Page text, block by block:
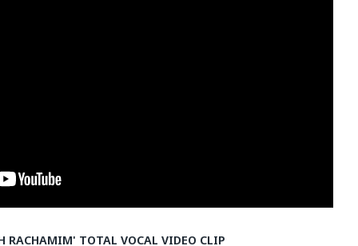
RACHAMIM' TOTAL VOCAL VIDEO CLIP